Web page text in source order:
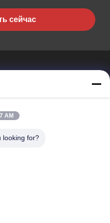
сейчас
Вы но и покупаете любовь,
AM
looking for?